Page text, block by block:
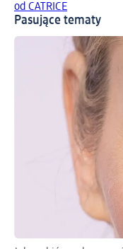
od CATRICE
Pasujące tematy